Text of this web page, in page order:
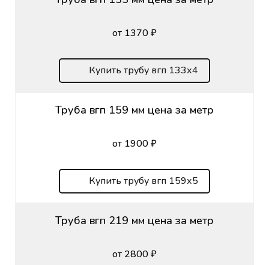
от 1370 ₽
Купить трубу вгп 133х4
Труба вгп 159 мм цена за метр
от 1900 ₽
Купить трубу вгп 159х5
Труба вгп 219 мм цена за метр
от 2800 ₽